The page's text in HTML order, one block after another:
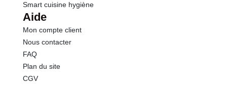
Smart cuisine hygiène
Aide
Mon compte client
Nous contacter
FAQ
Plan du site
CGV